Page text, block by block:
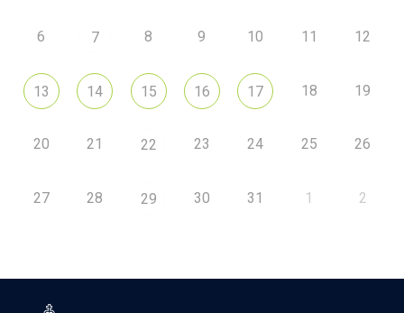
6 7 8 9 10 11 12
13 14 15 16 17 18 19
20 21 22 23 24 25 26
27 28 29 30 31 1 2